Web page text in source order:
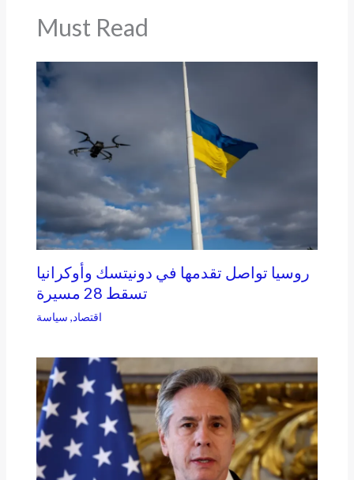
Must Read
روسيا تواصل تقدمها في دونيتسك وأوكرانيا
تسقط 28 مسيرة
اقتصاد, سياسة